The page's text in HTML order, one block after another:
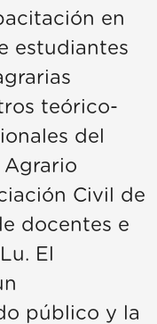
en
estudiantes
teórico-
del
Agrario
Civil de
docentes e
El
público y la